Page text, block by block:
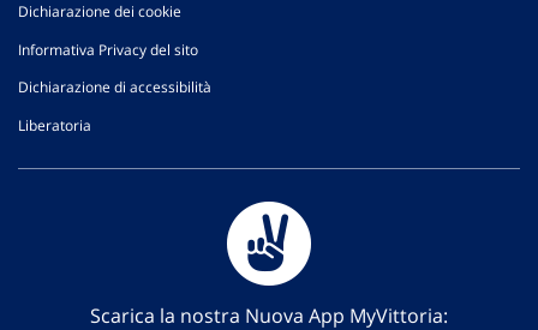
Dichiarazione dei cookie
Informativa Privacy del sito
Dichiarazione di accessibilità
Liberatoria
Scarica la nostra Nuova App MyVittoria: